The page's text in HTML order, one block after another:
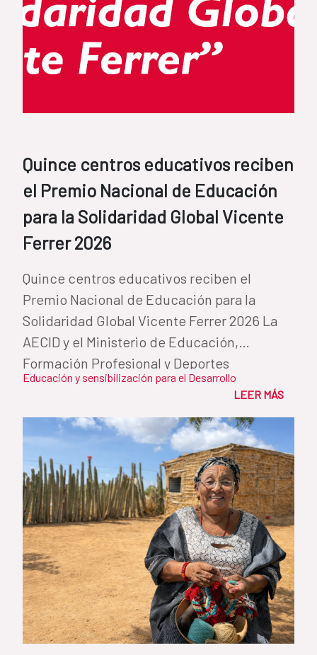
Quince centros educativos reciben
el Premio Nacional de Educación
para la Solidaridad Global Vicente
Ferrer 2026
Quince centros educativos reciben el
Premio Nacional de Educación para la
Solidaridad Global Vicente Ferrer 2026 La
AECID y el Ministerio de Educación,
Formación Profesional y Deportes
reconocen...
Educación y sensibilización para el Desarrollo
LEER MÁS